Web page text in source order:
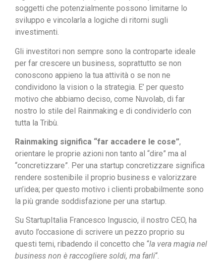
soggetti che potenzialmente possono limitarne lo
sviluppo e vincolarla a logiche di ritorni sugli
investimenti.
Gli investitori non sempre sono la controparte ideale
per far crescere un business, soprattutto se non
conoscono appieno la tua attività o se non ne
condividono la vision o la strategia. E’ per questo
motivo che abbiamo deciso, come Nuvolab, di far
nostro lo stile del Rainmaking e di condividerlo con
tutta la Tribù.
Rainmaking significa “far accadere le cose”,
orientare le proprie azioni non tanto al “dire” ma al
“concretizzare”. Per una startup concretizzare significa
rendere sostenibile il proprio business e valorizzare
un’idea; per questo motivo i clienti probabilmente sono
la più grande soddisfazione per una startup.
Su StartupItalia Francesco Inguscio, il nostro CEO, ha
avuto l’occasione di scrivere un pezzo proprio su
questi temi, ribadendo il concetto che “la vera magia nel
business non è raccogliere soldi, ma farli“.